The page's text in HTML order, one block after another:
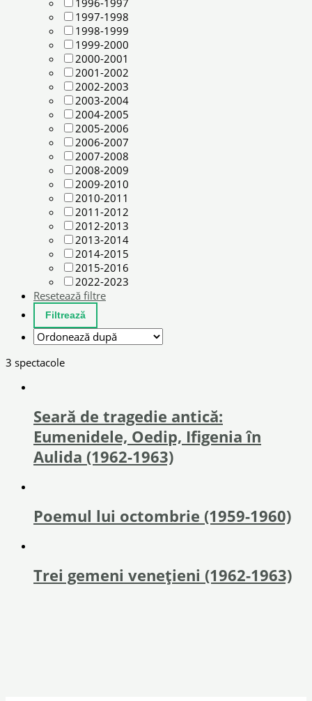
1996-1997
1997-1998
1998-1999
1999-2000
2000-2001
2001-2002
2002-2003
2003-2004
2004-2005
2005-2006
2006-2007
2007-2008
2008-2009
2009-2010
2010-2011
2011-2012
2012-2013
2013-2014
2014-2015
2015-2016
2022-2023
Resetează filtre
3 spectacole
Seară de tragedie antică:
Eumenidele, Oedip, Ifigenia în
Aulida (1962-1963)
Poemul lui octombrie (1959-1960)
Trei gemeni venețieni (1962-1963)